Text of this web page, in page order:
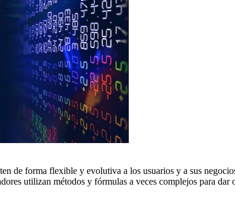
de forma flexible y evolutiva a los usuarios y a sus
utilizan métodos y fórmulas a veces complejos para